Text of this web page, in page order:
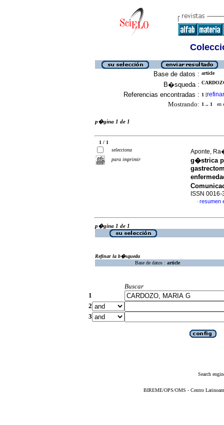
Base de datos : article
B�squeda :
Referencias encontradas : 1 [refinar
Mostrando: 1 .. 1 en
p�gina 1 de 1
1 / 1
selecciona
para imprimir
Aponte,
g�strica
ISSN 0016-
· resumen
p�gina 1 de 1
Refinar la b�squeda
Base de datos : article
Buscar
1
2
3
Search
BIREME/OPS/OMS - Centro